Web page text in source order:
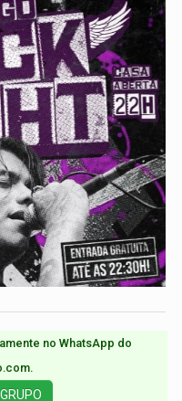
no WhatsApp do